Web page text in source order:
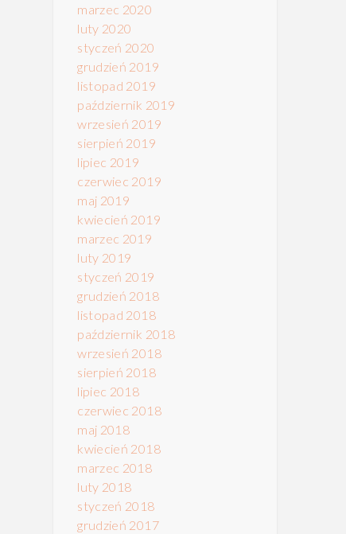
marzec 2020
luty 2020
styczeń 2020
grudzień 2019
listopad 2019
październik 2019
wrzesień 2019
sierpień 2019
lipiec 2019
czerwiec 2019
maj 2019
kwiecień 2019
marzec 2019
luty 2019
styczeń 2019
grudzień 2018
listopad 2018
październik 2018
wrzesień 2018
sierpień 2018
lipiec 2018
czerwiec 2018
maj 2018
kwiecień 2018
marzec 2018
luty 2018
styczeń 2018
grudzień 2017